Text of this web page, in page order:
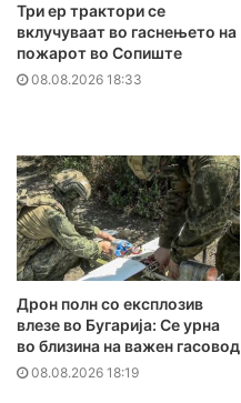
Три ер трактори се
вклучуваат во гаснењето на
пожарот во Сопиште
08.08.2026 18:33
Дрон полн со експлозив
влезе во Бугарија: Се урна
во близина на важен гасовод
08.08.2026 18:19